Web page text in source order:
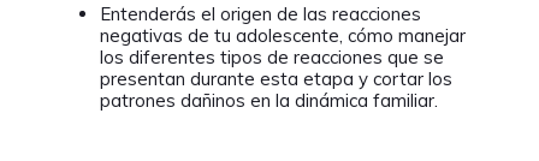
Entenderás el origen de las reacciones
negativas de tu adolescente, cómo manejar
los diferentes tipos de reacciones que se
presentan durante esta etapa y cortar los
patrones dañinos en la dinámica familiar.